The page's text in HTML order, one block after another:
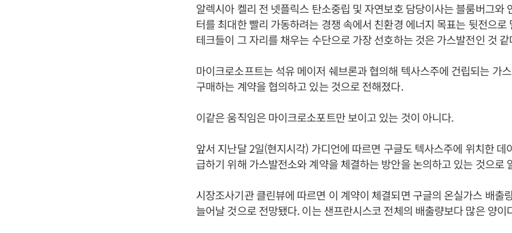
알렉시아 켈리 전 넷플릭스 탄소중립 및 자연보호 담당이사는 블룸버그와
터를 최대한 빨리 가동하려는 경쟁 속에서 친환경 에너지 목표는 뒷전으로
테크들이 그 자리를 채우는 수단으로 가장 선호하는 것은 가스발전인 것
마이크로소프트는 석유 메이저 쉐브론과 협의해 텍사스주에 건립되는 가
구매하는 계약을 협의하고 있는 것으로 전해졌다.
이같은 움직임은 마이크로소포트만 보이고 있는 것이 아니다.
앞서 지난달 2일(현지시각) 가디언에 따르면 구글도 텍사스주에 위치한 데
급하기 위해 가스발전소와 계약을 체결하는 방안을 논의하고 있는 것으로
시장조사기관 클린뷰에 따르면 이 계약이 체결되면 구글의 온실가스 배출
늘어날 것으로 전망됐다. 이는 샌프란시스코 전체의 배출량보다 많은 양이